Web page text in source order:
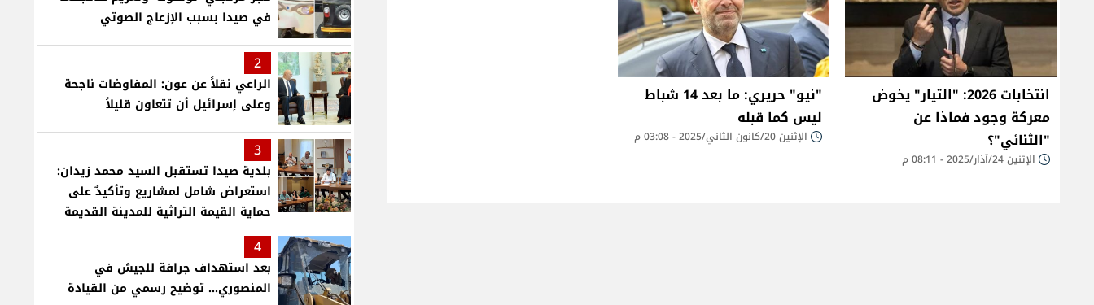
انتخابات 2026: "التيار" يخوض
معركة وجود فماذا عن
"الثنائي"؟
الإثنين 24/آذار/2025 - 08:11 م
"نيو" حريري: ما بعد 14 شباط
ليس كما قبله
الإثنين 20/كانون الثاني/2025 - 03:08 م
في صيدا بسبب الإزعاج الصوتي
2
الراعي نقلاً عن عون: المفاوضات ناجحة
وعلى إسرائيل أن تتعاون قليلاً
3
بلدية صيدا تستقبل السيد محمد زيدان:
استعراض شامل لمشاريع وتأكيدٌ على
حماية القيمة التراثية للمدينة القديمة
4
بعد استهداف جرافة للجيش في
المنصوري... توضيح رسمي من القيادة